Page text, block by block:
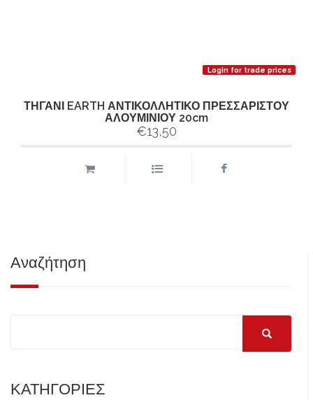
Login for trade prices
ΤΗΓΑΝΙ EARTH ΑΝΤΙΚΟΛΛΗΤΙΚΟ ΠΡΕΣΣΑΡΙΣΤΟΥ
ΑΛΟΥΜΙΝΙΟΥ 20cm
€13,50
Αναζήτηση
ΚΑΤΗΓΟΡΙΕΣ